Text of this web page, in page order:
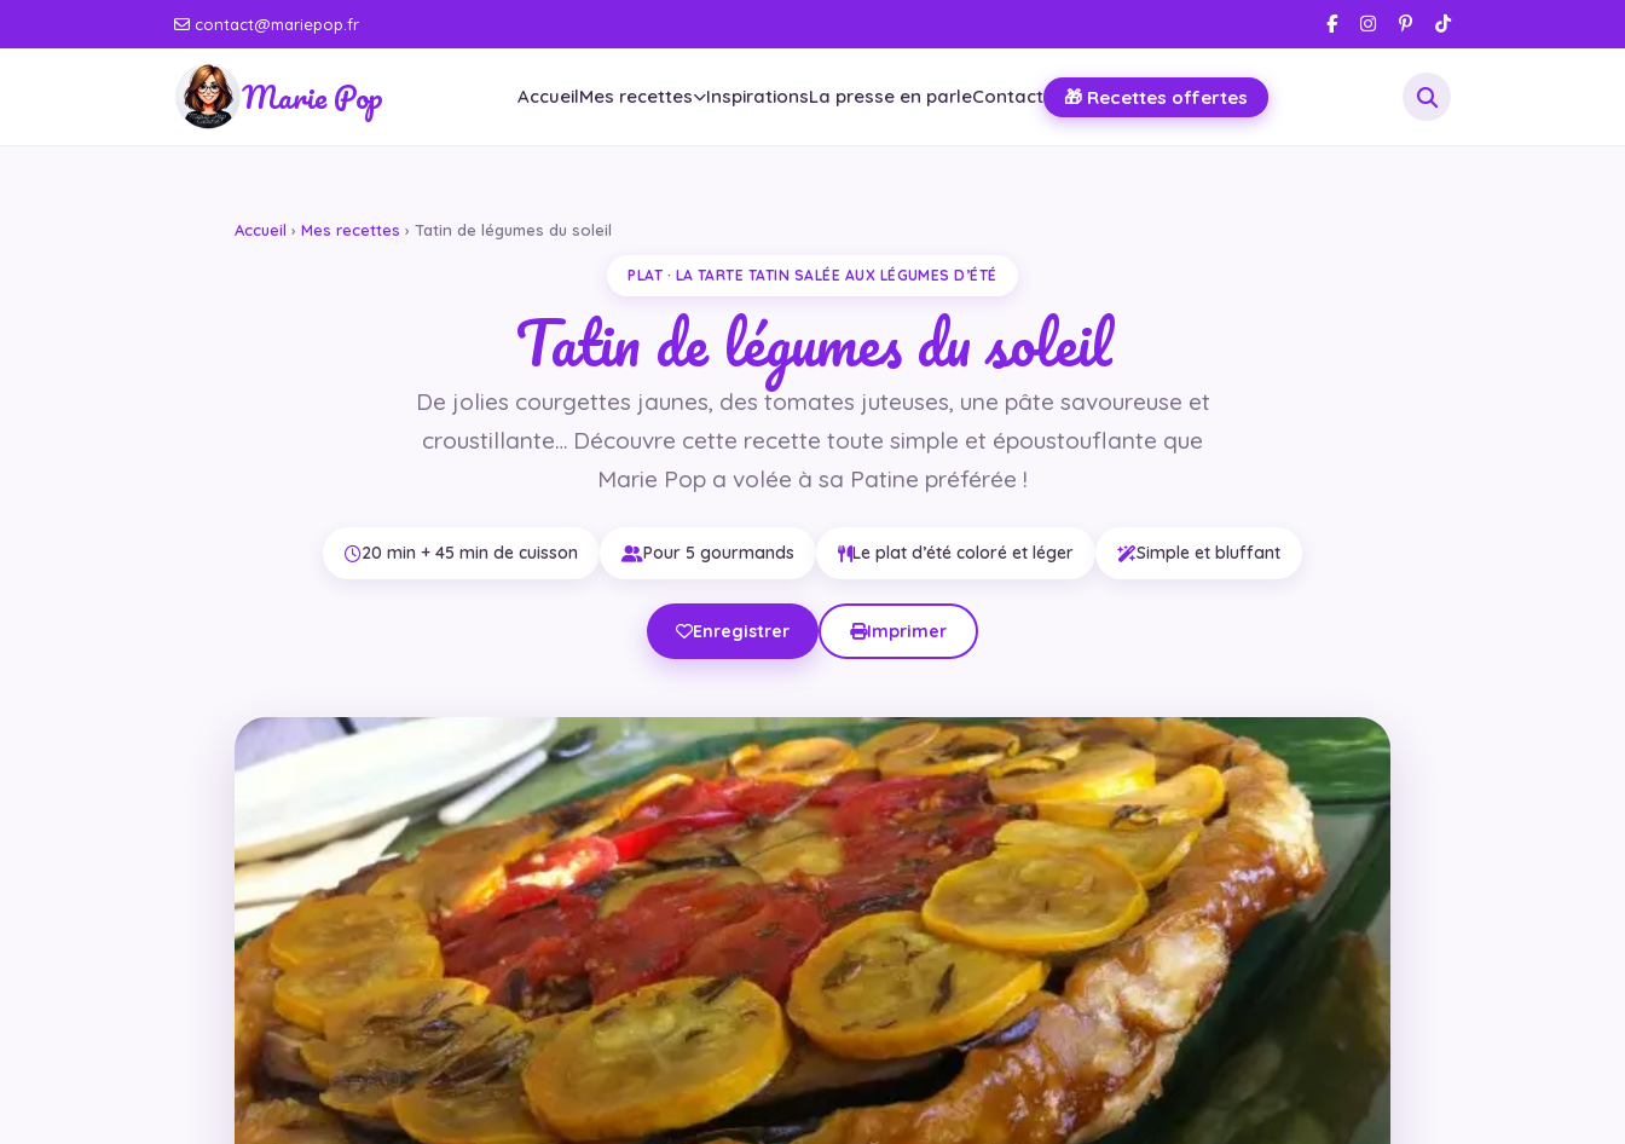
contact@mariepop.fr
Marie Pop AccueilMes recettes InspirationsLa presse en parleContact 🎁 Recettes offertes
Accueil › Mes recettes › Tatin de légumes du soleil
PLAT · LA TARTE TATIN SALÉE AUX LÉGUMES D’ÉTÉ
Tatin de légumes du soleil
De jolies courgettes jaunes, des tomates juteuses, une pâte savoureuse et
croustillante… Découvre cette recette toute simple et époustouflante que
Marie Pop a volée à sa Patine préférée !
20 min + 45 min de cuisson Pour 5 gourmands Le plat d’été coloré et léger Simple et bluffant
Enregistrer Imprimer